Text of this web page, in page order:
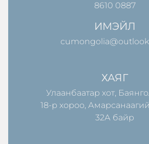
8610 0887
ИМЭЙЛ
ХАЯГ
Улаанбаатар хот,
18-р хороо,
32А байр